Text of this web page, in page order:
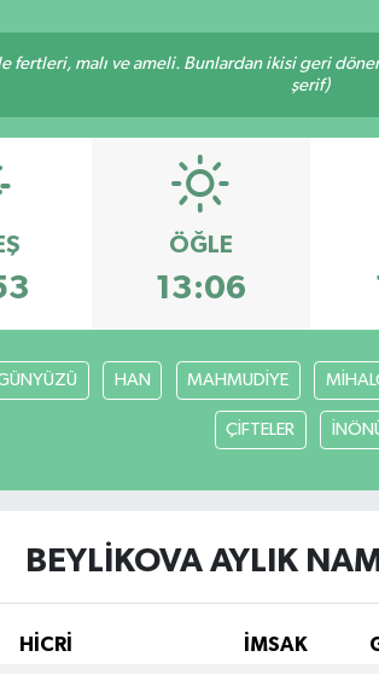
fertleri, malı ve ameli. Bunlardan ikisi geri
şerif)
ÖĞLE
13:06
HAN MAHMUDİYE
ÇİFTELER
BEYLİKOVA AYLIK
HİCRİ İMSAK